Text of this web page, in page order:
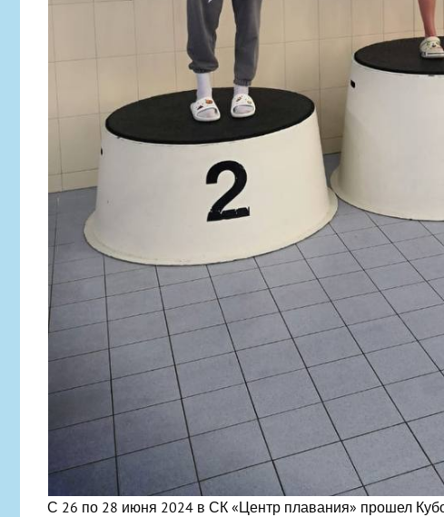
С 26 по 28 июня 2024 в СК «Центр плавания» прошел